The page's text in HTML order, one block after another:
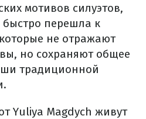
мотивов силуэтов,
перешла к
не отражают
но сохраняют общее
традиционной
Yuliya Magdych живут